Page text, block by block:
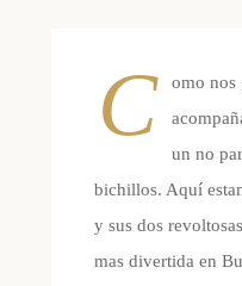
C
omo nos
un no
bichillos. Aquí
y sus dos
mas divertida en